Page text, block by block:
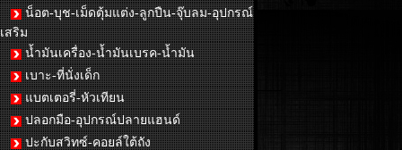
น็อต-บุช-เม็ดตุ้มแต่ง-ลูกปืน-จุ๊บลม-อุปกรณ์
เสริม
น้ำมันเครื่อง-น้ำมันเบรค-น้ำมัน
เบาะ-ที่นั่งเด็ก
แบตเตอรี่-หัวเทียน
ปลอกมือ-อุปกรณ์ปลายแฮนด์
ปะกับสวิทซ์-คอยล์ใต้ถัง